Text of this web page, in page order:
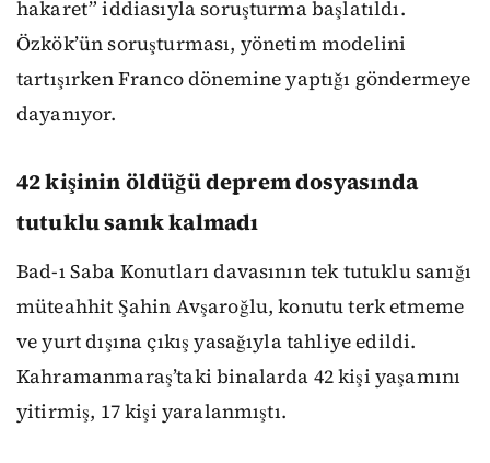
hakaret” iddiasıyla soruşturma başlatıldı.
Özkök’ün soruşturması, yönetim modelini
tartışırken Franco dönemine yaptığı göndermeye
dayanıyor.
42 kişinin öldüğü deprem dosyasında
tutuklu sanık kalmadı
Bad-ı Saba Konutları davasının tek tutuklu sanığı
müteahhit Şahin Avşaroğlu, konutu terk etmeme
ve yurt dışına çıkış yasağıyla tahliye edildi.
Kahramanmaraş’taki binalarda 42 kişi yaşamını
yitirmiş, 17 kişi yaralanmıştı.